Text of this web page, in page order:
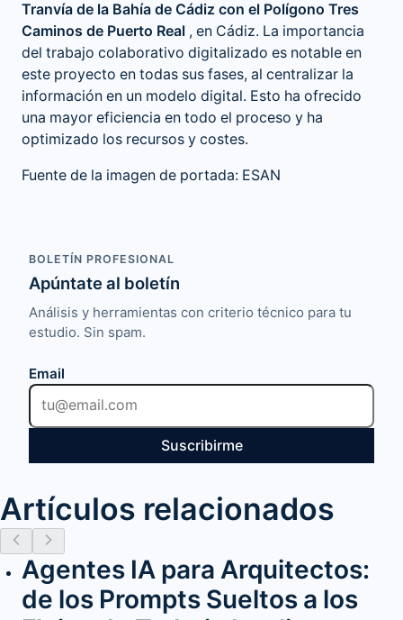
Tranvía de la Bahía de Cádiz con el Polígono Tres
Caminos de Puerto Real , en Cádiz. La importancia
del trabajo colaborativo digitalizado es notable en
este proyecto en todas sus fases, al centralizar la
información en un modelo digital. Esto ha ofrecido
una mayor eficiencia en todo el proceso y ha
optimizado los recursos y costes.
Fuente de la imagen de portada: ESAN
BOLETÍN PROFESIONAL
Apúntate al boletín
Análisis y herramientas con criterio técnico para tu
estudio. Sin spam.
Email
Suscribirme
Artículos relacionados
Agentes IA para Arquitectos:
de los Prompts Sueltos a los